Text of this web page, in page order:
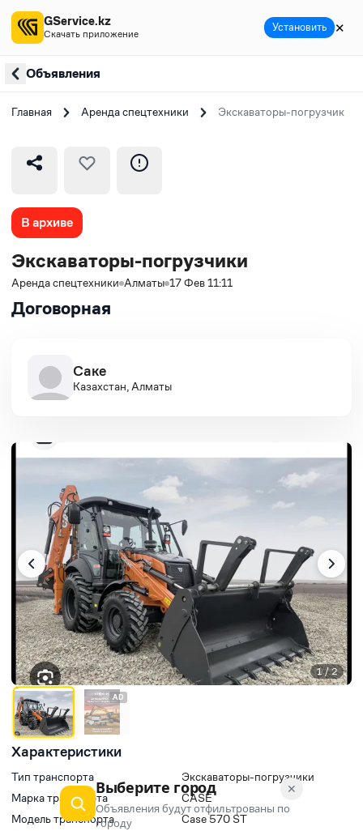
Объявления
Главная Аренда спецтехники Экскаваторы-погрузчики
В архиве
Экскаваторы-погрузчики
Аренда спецтехники Алматы 17 Фев 11:11
Договорная
Саке
Казахстан, Алматы
Характеристики
Тип транспорта
Экскаваторы-погрузчики
Марка транспорта
CASE
Модель транспорта
Case 570 ST
1 / 2
AD
GService.kz
Скачать приложение Установить ✕
✕
Выберите город
Объявления будут отфильтрованы по
городу